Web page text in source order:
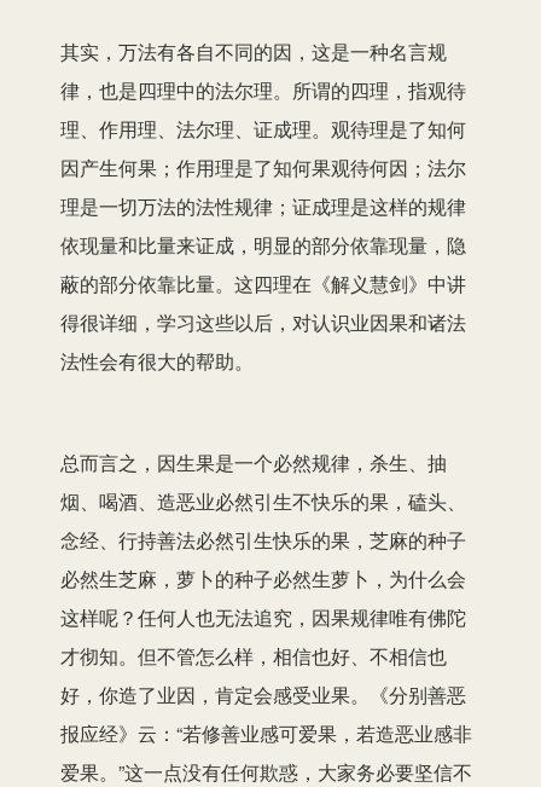
其实，万法有各自不同的因，这是一种名言规
律，也是四理中的法尔理。所谓的四理，指观待
理、作用理、法尔理、证成理。观待理是了知何
因产生何果；作用理是了知何果观待何因；法尔
理是一切万法的法性规律；证成理是这样的规律
依现量和比量来证成，明显的部分依靠现量，隐
蔽的部分依靠比量。这四理在《解义慧剑》中讲
得很详细，学习这些以后，对认识业因果和诸法
法性会有很大的帮助。
总而言之，因生果是一个必然规律，杀生、抽
烟、喝酒、造恶业必然引生不快乐的果，磕头、
念经、行持善法必然引生快乐的果，芝麻的种子
必然生芝麻，萝卜的种子必然生萝卜，为什么会
这样呢？任何人也无法追究，因果规律唯有佛陀
才彻知。但不管怎么样，相信也好、不相信也
好，你造了业因，肯定会感受业果。《分别善恶
报应经》云：“若修善业感可爱果，若造恶业感非
爱果。”这一点没有任何欺惑，大家务必要坚信不